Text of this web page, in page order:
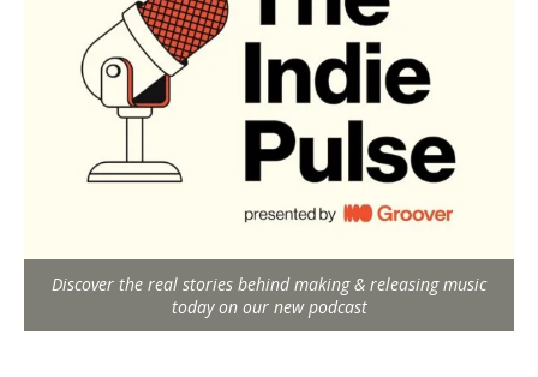
Discover the real stories behind making & releasing music
today on our new podcast